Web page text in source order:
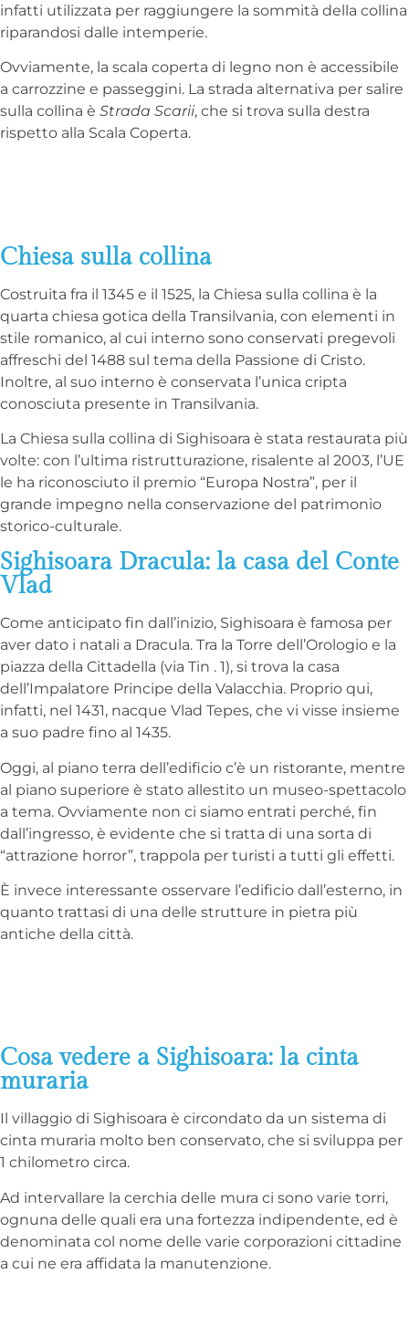
infatti utilizzata per raggiungere la sommità della collina
riparandosi dalle intemperie.
Ovviamente, la scala coperta di legno non è accessibile
a carrozzine e passeggini. La strada alternativa per salire
sulla collina è Strada Scarii, che si trova sulla destra
rispetto alla Scala Coperta.
Chiesa sulla collina
Costruita fra il 1345 e il 1525, la Chiesa sulla collina è la
quarta chiesa gotica della Transilvania, con elementi in
stile romanico, al cui interno sono conservati pregevoli
affreschi del 1488 sul tema della Passione di Cristo.
Inoltre, al suo interno è conservata l’unica cripta
conosciuta presente in Transilvania.
La Chiesa sulla collina di Sighisoara è stata restaurata più
volte: con l’ultima ristrutturazione, risalente al 2003, l’UE
le ha riconosciuto il premio “Europa Nostra”, per il
grande impegno nella conservazione del patrimonio
storico-culturale.
Sighisoara Dracula: la casa del Conte
Vlad
Come anticipato fin dall’inizio, Sighisoara è famosa per
aver dato i natali a Dracula. Tra la Torre dell’Orologio e la
piazza della Cittadella (via Tin . 1), si trova la casa
dell’Impalatore Principe della Valacchia. Proprio qui,
infatti, nel 1431, nacque Vlad Tepes, che vi visse insieme
a suo padre fino al 1435.
Oggi, al piano terra dell’edificio c’è un ristorante, mentre
al piano superiore è stato allestito un museo-spettacolo
a tema. Ovviamente non ci siamo entrati perché, fin
dall’ingresso, è evidente che si tratta di una sorta di
“attrazione horror”, trappola per turisti a tutti gli effetti.
È invece interessante osservare l’edificio dall’esterno, in
quanto trattasi di una delle strutture in pietra più
antiche della città.
Cosa vedere a Sighisoara: la cinta
muraria
Il villaggio di Sighisoara è circondato da un sistema di
cinta muraria molto ben conservato, che si sviluppa per
1 chilometro circa.
Ad intervallare la cerchia delle mura ci sono varie torri,
ognuna delle quali era una fortezza indipendente, ed è
denominata col nome delle varie corporazioni cittadine
a cui ne era affidata la manutenzione.